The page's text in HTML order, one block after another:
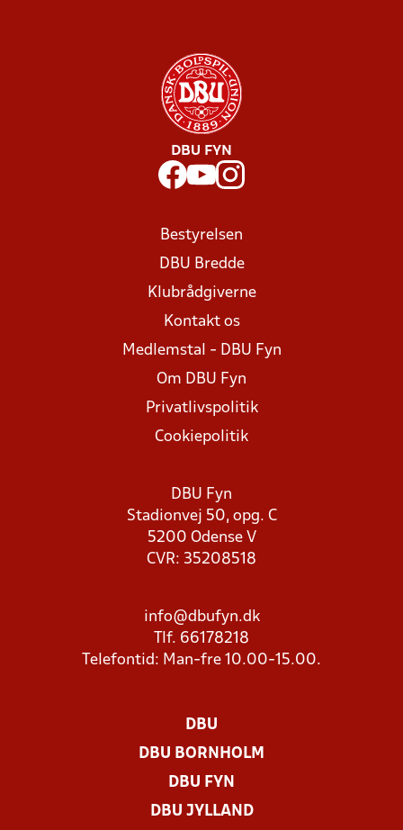
DBU FYN
Bestyrelsen
DBU Bredde
Klubrådgiverne
Kontakt os
Medlemstal - DBU Fyn
Om DBU Fyn
Privatlivspolitik
Cookiepolitik
DBU Fyn
Stadionvej 50, opg. C
5200 Odense V
CVR: 35208518
info@dbufyn.dk
Tlf. 66178218
Telefontid: Man-fre 10.00-15.00.
DBU
DBU BORNHOLM
DBU FYN
DBU JYLLAND